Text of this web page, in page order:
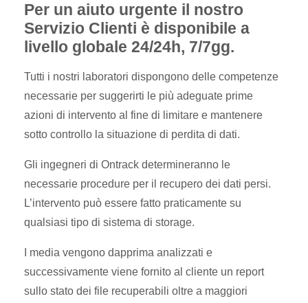
Per un aiuto urgente il nostro
Servizio Clienti è disponibile a
livello globale 24/24h, 7/7gg.
Tutti i nostri laboratori dispongono delle competenze
necessarie per suggerirti le più adeguate prime
azioni di intervento al fine di limitare e mantenere
sotto controllo la situazione di perdita di dati.
Gli ingegneri di Ontrack determineranno le
necessarie procedure per il recupero dei dati persi.
L’intervento può essere fatto praticamente su
qualsiasi tipo di sistema di storage.
I media vengono dapprima analizzati e
successivamente viene fornito al cliente un report
sullo stato dei file recuperabili oltre a maggiori